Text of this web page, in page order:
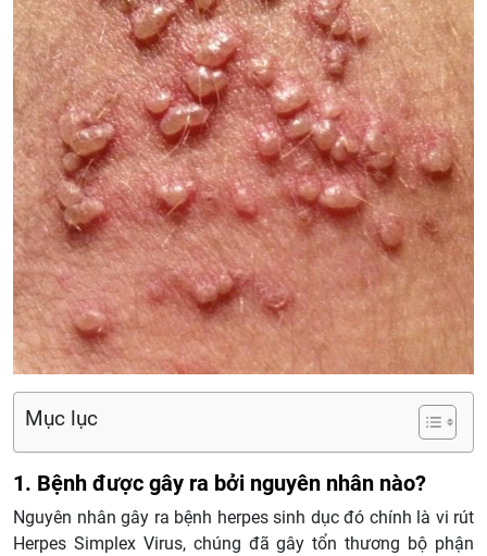
Mục lục
1. Bệnh được gây ra bởi nguyên nhân nào?
Nguyên nhân gây ra bệnh herpes sinh dục đó chính là vi rút
Herpes Simplex Virus, chúng đã gây tổn thương bộ phận